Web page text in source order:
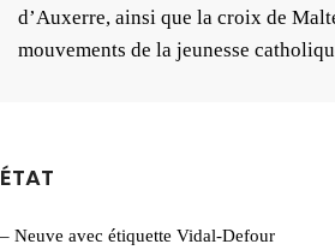
d’Auxerre, ainsi que la croix de
mouvements de la jeunesse
ÉTAT
– Neuve avec étiquette Vidal-Defour